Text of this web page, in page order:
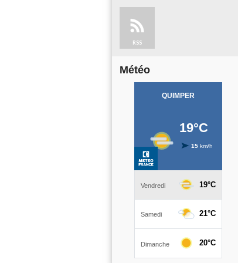
RSS
Météo